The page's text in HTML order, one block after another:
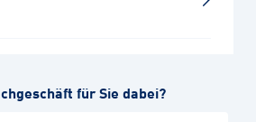
Augenoptik für Sie dabei?